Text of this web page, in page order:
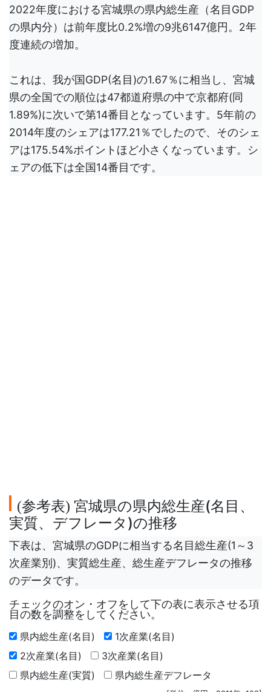
2022年度における宮城県の県内総生産（名目GDP
の県内分）は前年度比0.2%増の9兆6147億円。2年
度連続の増加。
これは、我が国GDP(名目)の1.67％に相当し、宮城
県の全国での順位は47都道府県の中で京都府(同
1.89%)に次いで第14番目となっています。5年前の
2014年度のシェアは177.21％でしたので、そのシェ
アは175.54%ポイントほど小さくなっています。シ
ェアの低下は全国14番目です。
(参考表) 宮城県の県内総生産(名目、
実質、デフレータ)の推移
下表は、宮城県のGDPに相当する名目総生産(1～3
次産業別)、実質総生産、総生産デフレータの推移
のデータです。
チェックのオン・オフをして下の表に表示させる項
目の数を調整をしてください。
県内総生産(名目)
1次産業(名目)
2次産業(名目)
3次産業(名目)
県内総生産(実質)
県内総生産デフレータ